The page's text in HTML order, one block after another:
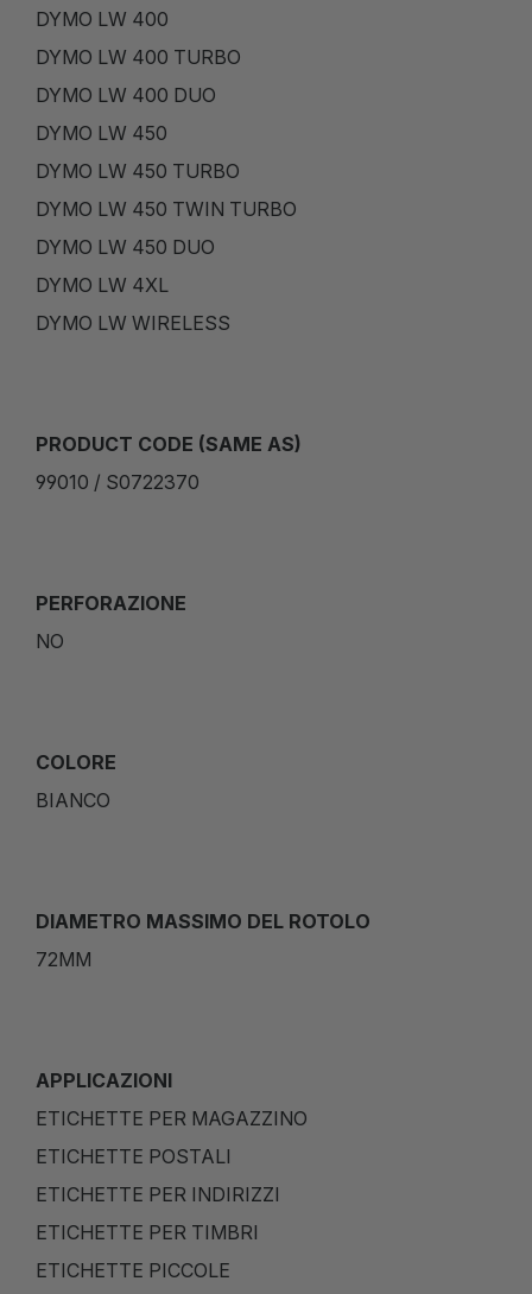
DYMO LW 400
DYMO LW 400 TURBO
DYMO LW 400 DUO
DYMO LW 450
DYMO LW 450 TURBO
DYMO LW 450 TWIN TURBO
DYMO LW 450 DUO
DYMO LW 4XL
DYMO LW WIRELESS
PRODUCT CODE (SAME AS)
99010 / S0722370
PERFORAZIONE
NO
COLORE
BIANCO
DIAMETRO MASSIMO DEL ROTOLO
72MM
APPLICAZIONI
ETICHETTE PER MAGAZZINO
ETICHETTE POSTALI
ETICHETTE PER INDIRIZZI
ETICHETTE PER TIMBRI
ETICHETTE PICCOLE